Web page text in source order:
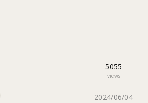
5055
views
2024/06/04